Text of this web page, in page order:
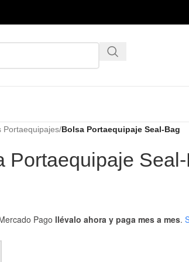
Portaequipajes/Bolsa Portaequipaje Seal-Bag
Portaequipaje
Pago llévalo ahora y paga mes a mes.